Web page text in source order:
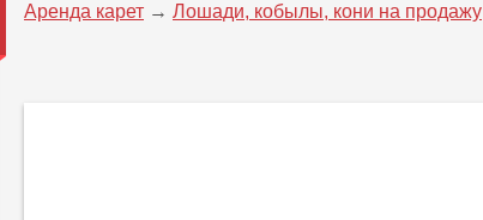
Аренда карет → Лошади, кобылы, кони на продажу